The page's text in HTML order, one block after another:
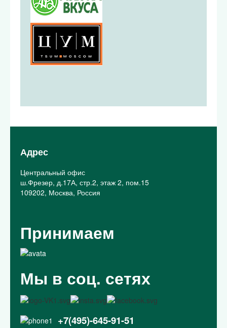
Адрес
Центральный офис
ш.Фрезер, д.17А, стр.2, этаж 2, пом.15
109202, Москва, Россия
Принимаем
Мы в соц. сетях
+7(495)-645-91-51